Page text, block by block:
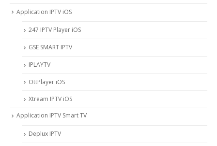
Application IPTV iOS
247 IPTV Player iOS
‎GSE SMART IPTV
IPLAYTV
OttPlayer iOS
Xtream IPTV iOS
Application IPTV Smart TV
Deplux IPTV